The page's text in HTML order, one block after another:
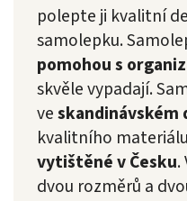
polepte ji kvalitní
samolepku.
pomohou s
skvěle vypadají.
veskandinávském
kvalitního
vytištěné v Česku.
dvou rozměrů a